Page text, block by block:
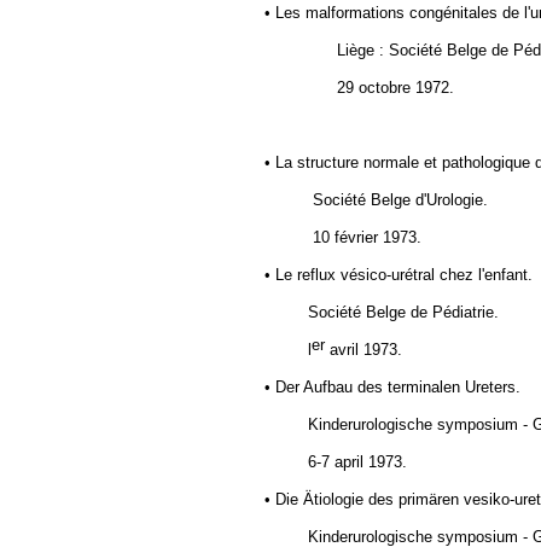
• Les malformations congénitales de
Liège : Société Belge de
29 octobre 1972.
• La structure normale et
Société Belge d'Urologie.
10 février 1973.
• Le reflux vésico-urétral chez l'enfant.
Société Belge de Pédiatrie.
er avril 1973.
• Der Aufbau des terminalen Ureters.
Kinderurologische symposium -
6-7 april 1973.
• Die Ätiologie des primären vesiko-
Kinderurologische symposium -